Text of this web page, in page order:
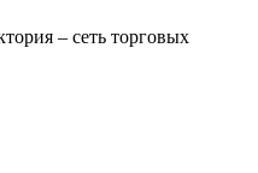
– сеть торговых